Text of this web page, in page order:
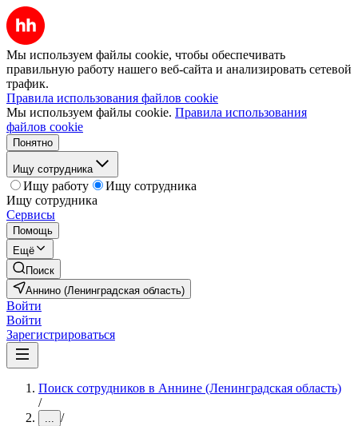
Мы используем файлы cookie, чтобы обеспечивать
правильную работу нашего веб-сайта и анализировать сетевой
трафик.
Правила использования файлов cookie
Мы используем файлы cookie. Правила использования
файлов cookie
Понятно
Ищу сотрудника
Ищу работу
Ищу сотрудника
Ищу сотрудника
Сервисы
Помощь
Ещё
Поиск
Аннино (Ленинградская область)
Войти
Войти
Зарегистрироваться
Поиск сотрудников в Аннине (Ленинградская область)
/
... /